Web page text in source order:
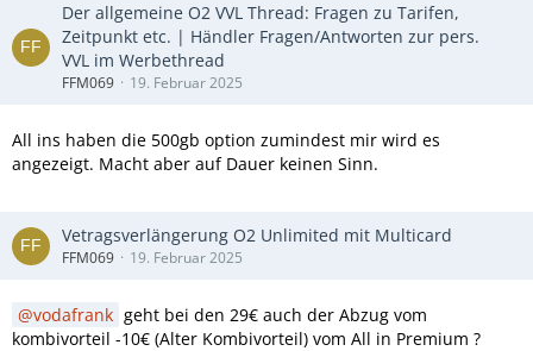
Der allgemeine O2 VVL Thread: Fragen zu Tarifen,
Zeitpunkt etc. | Händler Fragen/Antworten zur pers.
VVL im Werbethread
FFM069 19. Februar 2025
All ins haben die 500gb option zumindest mir wird es
angezeigt. Macht aber auf Dauer keinen Sinn.
Vetragsverlängerung O2 Unlimited mit Multicard
FFM069 19. Februar 2025
vodafrank geht bei den 29€ auch der Abzug vom
kombivorteil -10€ (Alter Kombivorteil) vom All in Premium ?